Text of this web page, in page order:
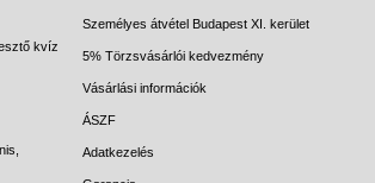
kvíz
Személyes átvétel Budapest XI. kerület
5% Törzsvásárlói kedvezmény
Vásárlási információk
ÁSZF
Adatkezelés
LÜK